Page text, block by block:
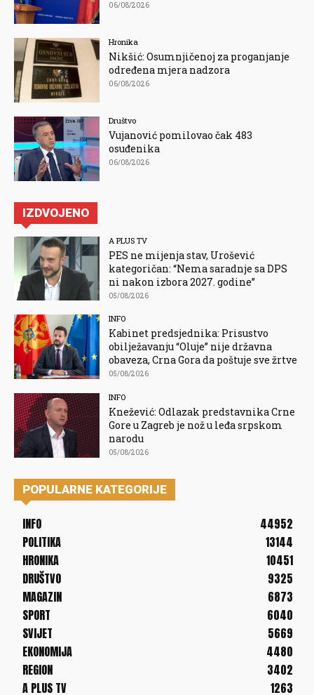
06/08/2026
Hronika
Nikšić: Osumnjičenoj za proganjanje
određena mjera nadzora
06/08/2026
Društvo
Vujanović pomilovao čak 483
osuđenika
06/08/2026
IZDVOJENO
A PLUS TV
PES ne mijenja stav, Urošević
kategoričan: “Nema saradnje sa DPS
ni nakon izbora 2027. godine”
05/08/2026
INFO
Kabinet predsjednika: Prisustvo
obilježavanju “Oluje” nije državna
obaveza, Crna Gora da poštuje sve žrtve
05/08/2026
INFO
Knežević: Odlazak predstavnika Crne
Gore u Zagreb je nož u leđa srpskom
narodu
05/08/2026
POPULARNE KATEGORIJE
INFO
44952
POLITIKA
13144
HRONIKA
10451
DRUŠTVO
9325
MAGAZIN
6873
SPORT
6040
SVIJET
5669
EKONOMIJA
4480
REGION
3402
A PLUS TV
1263